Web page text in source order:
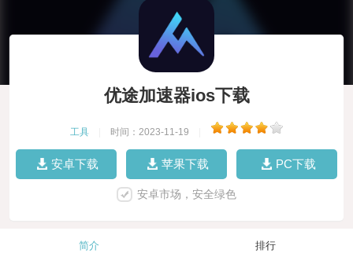
优途加速器ios下载
工具 时间：2023-11-19
安卓下载 苹果下载 PC下载
安卓市场，安全绿色
简介 排行